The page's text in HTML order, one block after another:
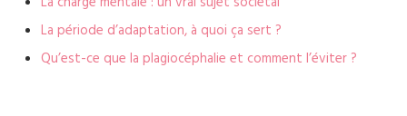
La période d’adaptation, à quoi ça sert ?
Qu’est-ce que la plagiocéphalie et comment l’éviter ?